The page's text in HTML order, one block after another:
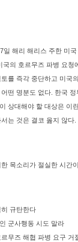
일 해리 해리스 주한 미
국의 호르무즈 파병 요
를 즉각 중단하고 미국
떤 명분도 없다. 한국
상대해야 할 대상은 이
는 것은 결코 옳지 않다.
목소리가 절실한 시간
규탄한다
군사행동 시도 말라
무즈 해협 파병 요구 거